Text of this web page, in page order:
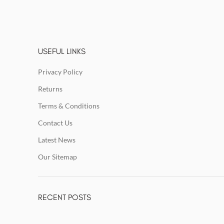
USEFUL LINKS
Privacy Policy
Returns
Terms & Conditions
Contact Us
Latest News
Our Sitemap
RECENT POSTS